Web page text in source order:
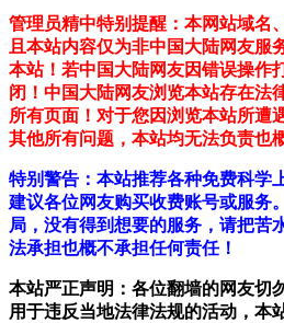
管理员精中特别提醒：本网站域名
且本站内容仅为非中国大陆网友服
本站！若中国大陆网友因错误操作
闭！中国大陆网友浏览本站存在法
所有页面！对于您因浏览本站所遭
其他所有问题，本站均无法负责也
特别警告：本站推荐各种免费科学
建议各位网友购买收费账号或服务
局，没有得到想要的服务，请把苦
法承担也概不承担任何责任！
本站严正声明：各位翻墙的网友切
用于违反当地法律法规的活动，本